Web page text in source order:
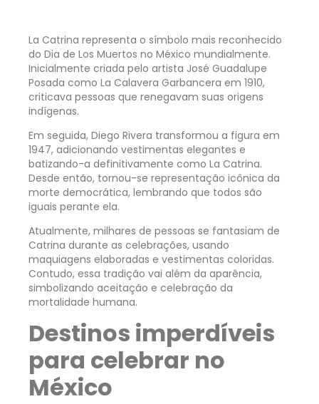
La Catrina representa o símbolo mais reconhecido
do Dia de Los Muertos no México mundialmente.
Inicialmente criada pelo artista José Guadalupe
Posada como La Calavera Garbancera em 1910,
criticava pessoas que renegavam suas origens
indígenas.
Em seguida, Diego Rivera transformou a figura em
1947, adicionando vestimentas elegantes e
batizando-a definitivamente como La Catrina.
Desde então, tornou-se representação icônica da
morte democrática, lembrando que todos são
iguais perante ela.
Atualmente, milhares de pessoas se fantasiam de
Catrina durante as celebrações, usando
maquiagens elaboradas e vestimentas coloridas.
Contudo, essa tradição vai além da aparência,
simbolizando aceitação e celebração da
mortalidade humana.
Destinos imperdíveis
para celebrar no
México